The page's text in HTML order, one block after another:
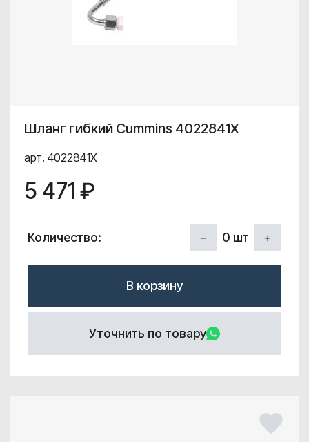
Шланг гибкий Cummins 4022841X
арт. 4022841X
5 471 ₽
Количество: 0 шт
В корзину
Уточнить по товару